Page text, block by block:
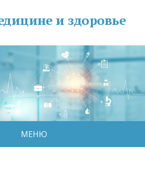
и здоровье
МЕНЮ